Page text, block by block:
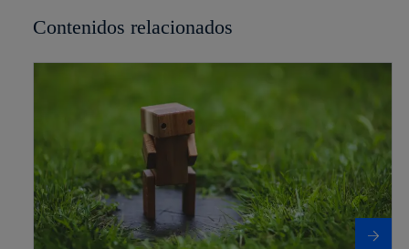
Contenidos relacionados